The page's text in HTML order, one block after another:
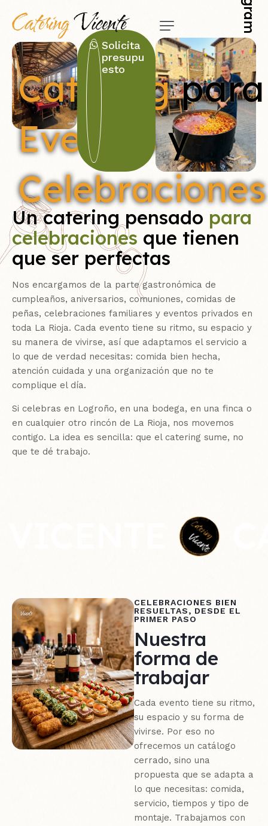
Catering para
Eventos y
Celebraciones
Solicita
presupu
esto
Un catering pensado para
celebraciones que tienen
que ser perfectas
Nos encargamos de la parte gastronómica de
cumpleaños, aniversarios, comuniones, comidas de
peñas, celebraciones familiares y eventos privados en
toda La Rioja. Cada evento tiene su ritmo, su espacio y
su manera de vivirse, así que adaptamos el servicio a
lo que de verdad necesitas: comida bien hecha,
atención cuidada y una organización que no te
complique el día.
Si celebras en Logroño, en una bodega, en una finca o
en cualquier otro rincón de La Rioja, nos movemos
contigo. La idea es sencilla: que el catering sume, no
que te dé trabajo.
CELEBRACIONES BIEN
RESUELTAS, DESDE EL
PRIMER PASO
Nuestra
forma de
trabajar
Cada evento tiene su ritmo,
su espacio y su forma de
vivirse. Por eso no
ofrecemos un catálogo
cerrado, sino una
propuesta que se adapta a
lo que necesitas: comida,
servicio, tiempos y tipo de
montaje. Trabajamos con